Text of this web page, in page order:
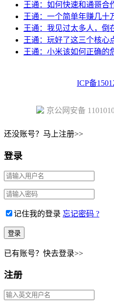
王通：如何快速和通哥合
王通：一个简单年赚几十
王通：我见过太多人，倒
王通：玩好了这三个核心
王通：小米该如何正确的
ICP备
京公网安备
还没账号？马上注册>>
登录
记住我的登录 忘记密码 ?
已有账号？快去登录>>
注册